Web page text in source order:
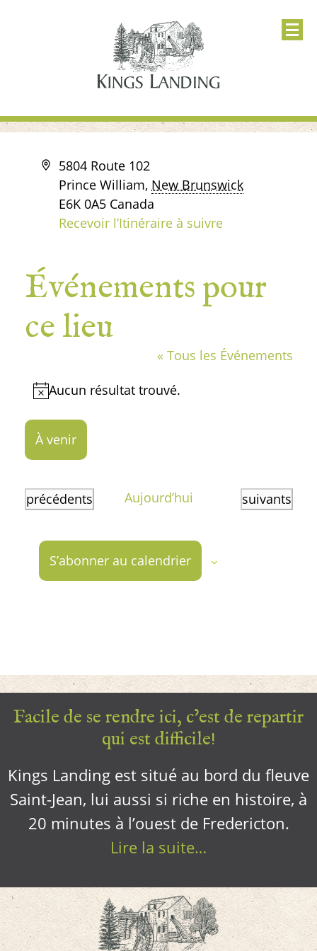
Adresse
5804 Route 102
Prince William, New Brunswick
E6K 0A5 Canada
Recevoir l’Itinéraire à suivre
Événements pour
ce lieu
« Tous les Événements
Notice
Aucun résultat trouvé.
À venir
une
date.
Événements
précédents Aujourd’hui Événements
suivants
S’abonner au calendrier
Facile de se rendre ici, c’est de repartir
qui est difficile!
Kings Landing est situé au bord du fleuve
Saint-Jean, lui aussi si riche en histoire, à
20 minutes à l’ouest de Fredericton.
Lire la suite…